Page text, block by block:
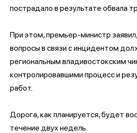
пострадало в результате обвала
При этом, премьер-министр
вопросы в связи с инцидентом
региональным владивостокским
контролировавшими процесс и
работ.
Дорога, как планируется, будет
течение двух недель.